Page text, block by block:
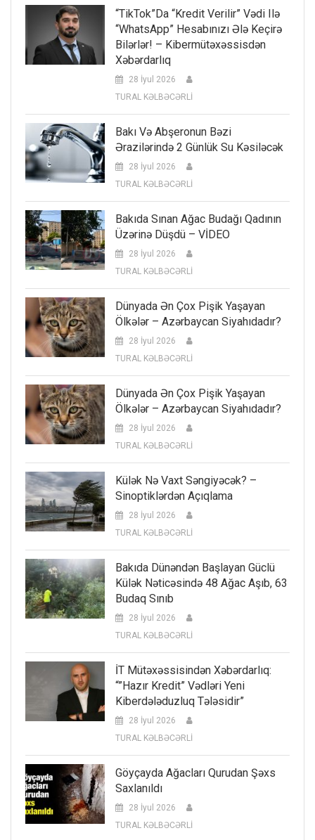
“TikTok”da “kredit Verilir” Vədi Ilə
“WhatsApp” Hesabınızı Ələ Keçirə
Bilərlər! – Kibermütəxəssisdən
Xəbərdarlıq
28 İyul 2026
TURAL KƏLBƏCƏRLİ
Bakı Və Abşeronun Bəzi
Ərazilərində 2 Günlük Su Kəsiləcək
28 İyul 2026
TURAL KƏLBƏCƏRLİ
Bakıda Sınan Ağac Budağı Qadının
Üzərinə Düşdü – VİDEO
28 İyul 2026
TURAL KƏLBƏCƏRLİ
Dünyada Ən Çox Pişik Yaşayan
Ölkələr – Azərbaycan Siyahıdadır?
28 İyul 2026
TURAL KƏLBƏCƏRLİ
Dünyada Ən Çox Pişik Yaşayan
Ölkələr – Azərbaycan Siyahıdadır?
28 İyul 2026
TURAL KƏLBƏCƏRLİ
Külək Nə Vaxt Səngiyəcək? –
Sinoptiklərdən Açıqlama
28 İyul 2026
TURAL KƏLBƏCƏRLİ
Bakıda Dünəndən Başlayan Güclü
Külək Nəticəsində 48 Ağac Aşıb, 63
Budaq Sınıb
28 İyul 2026
TURAL KƏLBƏCƏRLİ
İT Mütəxəssisindən Xəbərdarlıq:
“”Hazır Kredit” Vədləri Yeni
Kiberdələduzluq Tələsidir”
28 İyul 2026
TURAL KƏLBƏCƏRLİ
Göyçayda Ağacları Qurudan Şəxs
Saxlanıldı
28 İyul 2026
TURAL KƏLBƏCƏRLİ